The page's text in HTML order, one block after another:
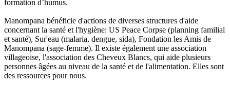
formation d’humus.
Manompana bénéficie d'actions de diverses structures d'aide
concernant la santé et l'hygiène: US Peace Corpse (planning familial
et santé), Sur'eau (malaria, dengue, sida), Fondation les Amis de
Manompana (sage-femme). Il existe également une association
villageoise, l'association des Cheveux Blancs, qui aide plusieurs
personnes âgées au niveau de la santé et de l'alimentation. Elles sont
des ressources pour nous.